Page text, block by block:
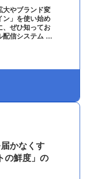
大やブランド変
ン」を使い始め
、ぜひ知ってお
配信システム オ
かなくす
の鮮度」の